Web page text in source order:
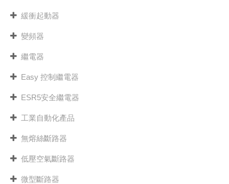
緩衝起動器
變頻器
繼電器
Easy 控制繼電器
ESR5安全繼電器
工業自動化產品
無熔絲斷路器
低壓空氣斷路器
微型斷路器